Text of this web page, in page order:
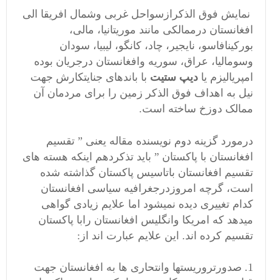
نمایش فوق الذکرازسواحل غربی وشمال افریقا الی
افغانستان درممالکی مانند موریتانیا، مالی،
بورکینافاسو، نایجیر، چاد، کانگو، لیبیا، سودان
وسومالیا، عراق، سوریه وافغانستان درجریان بوده
امپریالیزم یا دیپ ستیت با باندهای جنایتکارش جهت
نیل به اهداف فوق الذکر زمین را برای مردمان آن
ممالک دوزخ ساخته است.
درمورد گزینه دوم نویسنده مقاله یعنی ” تقسیم
افغانستان با پاکستان ” باید تذکردهم اینکه هسته های
تقسیم افغانستان باتاسیس پاکستان گذاشته شده
است، گرچه امروزدرجغرافیه سیاسی افغانستان
کدام تغییری دیده نمیشود اما علایم زیادی گواهی
میدهد که امریکا وانگلیس افغانستان رابا پاکستان
تقسیم کرده اند. این علایم عبارت اند از:
صدورتروریستها وانتحاری ها به افغانستان جهت